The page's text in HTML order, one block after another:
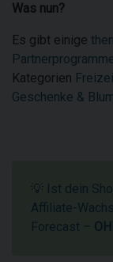
Was nun?
Es gibt einige
Kategorien
Geschenke &
💡 Ist dein
Affiliate-
Forecast –